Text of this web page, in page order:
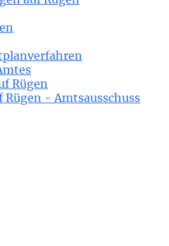
Rügen
Rügen - Amtsausschuss